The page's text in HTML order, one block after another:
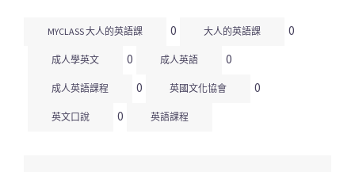
MYCLASS 大人的英語課 0 大人的英語課 0
成人學英文 0 成人英語 0
成人英語課程 0 英國文化協會 0
英文口說 0 英語課程